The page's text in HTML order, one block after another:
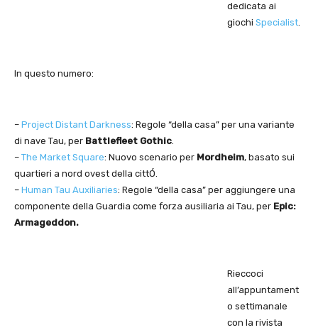
dedicata ai
giochi Specialist.
In questo numero:
– Project Distant Darkness: Regole “della casa” per una variante
di nave Tau, per Battlefleet Gothic.
– The Market Square: Nuovo scenario per Mordheim, basato sui
quartieri a nord ovest della cittÓ.
– Human Tau Auxiliaries: Regole “della casa” per aggiungere una
componente della Guardia come forza ausiliaria ai Tau, per Epic:
Armageddon.
Rieccoci
all’appuntament
o settimanale
con la rivista